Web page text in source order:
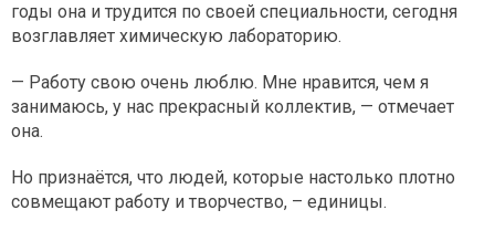
годы она и трудится по своей специальности, сегодня
возглавляет химическую лабораторию.
— Работу свою очень люблю. Мне нравится, чем я
занимаюсь, у нас прекрасный коллектив, — отмечает
она.
Но признаётся, что людей, которые настолько плотно
совмещают работу и творчество, – единицы.